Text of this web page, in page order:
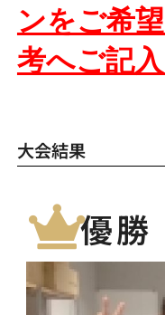
ンをご希
考へご記
大会結果
優勝